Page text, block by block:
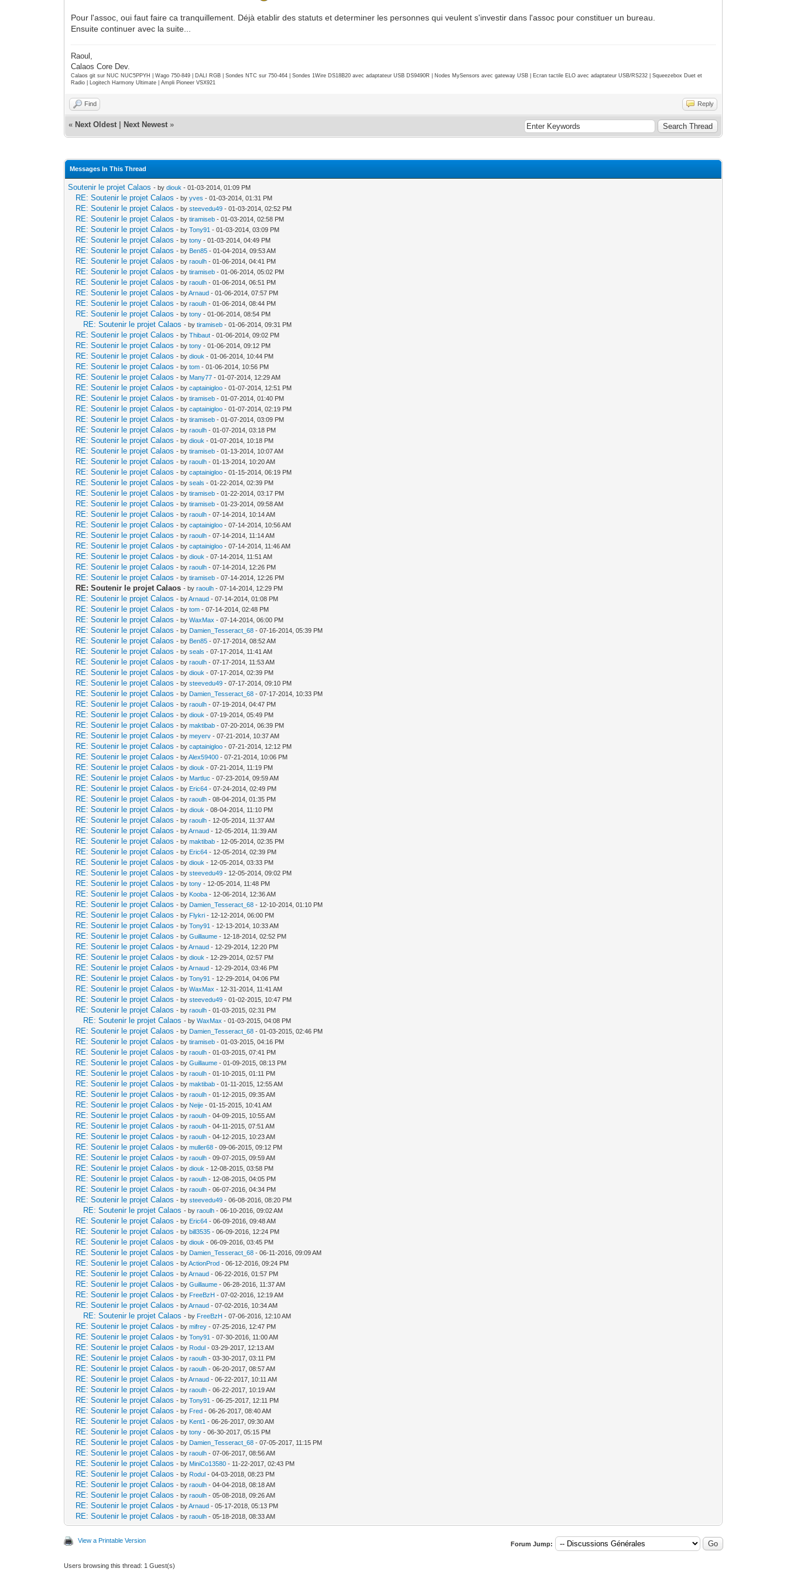
Pour l'assoc, oui faut faire ca tranquillement. Déjà etablir des statuts et determiner les personnes qui veulent s'investir dans l'assoc pour constituer un bureau.
Ensuite continuer avec la suite...
Raoul,
Calaos Core Dev.
Calaos git sur NUC NUC5PPYH | Wago 750-849 | DALI RGB | Sondes NTC sur 750-464 | Sondes 1Wire DS18B20 avec adaptateur USB DS9490R | Nodes MySensors avec gateway USB | Ecran tactile ELO avec adaptateur USB/RS232 | Squeezebox Duet et
Radio | Logitech Harmony Ultimate | Ampli Pioneer VSX921
Find Reply
« Next Oldest Next Newest »
Messages In This Thread
Soutenir le projet Calaos - bydiouk - 01-03-2014, 01:09 PM
RE: Soutenir le projet Calaos - byyves - 01-03-2014, 01:31 PM
RE: Soutenir le projet Calaos - bysteevedu49 - 01-03-2014, 02:52 PM
RE: Soutenir le projet Calaos - bytiramiseb - 01-03-2014, 02:58 PM
RE: Soutenir le projet Calaos - byTony91 - 01-03-2014, 03:09 PM
RE: Soutenir le projet Calaos - bytony - 01-03-2014, 04:49 PM
RE: Soutenir le projet Calaos - by Ben85 - 01-04-2014, 09:53 AM
RE: Soutenir le projet Calaos - byraoulh - 01-06-2014, 04:41 PM
RE: Soutenir le projet Calaos - bytiramiseb - 01-06-2014, 05:02 PM
RE: Soutenir le projet Calaos - byraoulh - 01-06-2014, 06:51 PM
RE: Soutenir le projet Calaos - byArnaud - 01-06-2014, 07:57 PM
RE: Soutenir le projet Calaos - byraoulh - 01-06-2014, 08:44 PM
RE: Soutenir le projet Calaos - bytony - 01-06-2014, 08:54 PM
RE: Soutenir le projet Calaos - bytiramiseb - 01-06-2014, 09:31 PM
RE: Soutenir le projet Calaos - byThibaut - 01-06-2014, 09:02 PM
RE: Soutenir le projet Calaos - bytony - 01-06-2014, 09:12 PM
RE: Soutenir le projet Calaos - bydiouk - 01-06-2014, 10:44 PM
RE: Soutenir le projet Calaos - bytom - 01-06-2014, 10:56 PM
RE: Soutenir le projet Calaos - by Many77 - 01-07-2014, 12:29 AM
RE: Soutenir le projet Calaos - bycaptainigloo - 01-07-2014, 12:51 PM
RE: Soutenir le projet Calaos - bytiramiseb - 01-07-2014, 01:40 PM
RE: Soutenir le projet Calaos - bycaptainigloo - 01-07-2014, 02:19 PM
RE: Soutenir le projet Calaos - bytiramiseb - 01-07-2014, 03:09 PM
RE: Soutenir le projet Calaos - byraoulh - 01-07-2014, 03:18 PM
RE: Soutenir le projet Calaos - bydiouk - 01-07-2014, 10:18 PM
RE: Soutenir le projet Calaos - bytiramiseb - 01-13-2014, 10:07 AM
RE: Soutenir le projet Calaos - byraoulh - 01-13-2014, 10:20 AM
RE: Soutenir le projet Calaos - bycaptainigloo - 01-15-2014, 06:19 PM
RE: Soutenir le projet Calaos - byseals - 01-22-2014, 02:39 PM
RE: Soutenir le projet Calaos - bytiramiseb - 01-22-2014, 03:17 PM
RE: Soutenir le projet Calaos - bytiramiseb - 01-23-2014, 09:58 AM
RE: Soutenir le projet Calaos - byraoulh - 07-14-2014, 10:14 AM
RE: Soutenir le projet Calaos - bycaptainigloo - 07-14-2014, 10:56 AM
RE: Soutenir le projet Calaos - byraoulh - 07-14-2014, 11:14 AM
RE: Soutenir le projet Calaos - bycaptainigloo - 07-14-2014, 11:46 AM
RE: Soutenir le projet Calaos - bydiouk - 07-14-2014, 11:51 AM
RE: Soutenir le projet Calaos - byraoulh - 07-14-2014, 12:26 PM
RE: Soutenir le projet Calaos - bytiramiseb - 07-14-2014, 12:26 PM
RE: Soutenir le projet Calaos - byraoulh - 07-14-2014, 12:29 PM
RE: Soutenir le projet Calaos - byArnaud - 07-14-2014, 01:08 PM
RE: Soutenir le projet Calaos - bytom - 07-14-2014, 02:48 PM
RE: Soutenir le projet Calaos - byWaxMax - 07-14-2014, 06:00 PM
RE: Soutenir le projet Calaos - by Damien_Tesseract_68 - 07-16-2014, 05:39 PM
RE: Soutenir le projet Calaos - by Ben85 - 07-17-2014, 08:52 AM
RE: Soutenir le projet Calaos - byseals - 07-17-2014, 11:41 AM
RE: Soutenir le projet Calaos - byraoulh - 07-17-2014, 11:53 AM
RE: Soutenir le projet Calaos - bydiouk - 07-17-2014, 02:39 PM
RE: Soutenir le projet Calaos - bysteevedu49 - 07-17-2014, 09:10 PM
RE: Soutenir le projet Calaos - by Damien_Tesseract_68 - 07-17-2014, 10:33 PM
RE: Soutenir le projet Calaos - byraoulh - 07-19-2014, 04:47 PM
RE: Soutenir le projet Calaos - bydiouk - 07-19-2014, 05:49 PM
RE: Soutenir le projet Calaos - bymaktibab - 07-20-2014, 06:39 PM
RE: Soutenir le projet Calaos - bymeyerv - 07-21-2014, 10:37 AM
RE: Soutenir le projet Calaos - bycaptainigloo - 07-21-2014, 12:12 PM
RE: Soutenir le projet Calaos - byAlex59400 - 07-21-2014, 10:06 PM
RE: Soutenir le projet Calaos - bydiouk - 07-21-2014, 11:19 PM
RE: Soutenir le projet Calaos - by Martluc - 07-23-2014, 09:59 AM
RE: Soutenir le projet Calaos - by Eric64 - 07-24-2014, 02:49 PM
RE: Soutenir le projet Calaos - byraoulh - 08-04-2014, 01:35 PM
RE: Soutenir le projet Calaos - bydiouk - 08-04-2014, 11:10 PM
RE: Soutenir le projet Calaos - byraoulh - 12-05-2014, 11:37 AM
RE: Soutenir le projet Calaos - byArnaud - 12-05-2014, 11:39 AM
RE: Soutenir le projet Calaos - bymaktibab - 12-05-2014, 02:35 PM
RE: Soutenir le projet Calaos - by Eric64 - 12-05-2014, 02:39 PM
RE: Soutenir le projet Calaos - bydiouk - 12-05-2014, 03:33 PM
RE: Soutenir le projet Calaos - bysteevedu49 - 12-05-2014, 09:02 PM
RE: Soutenir le projet Calaos - bytony - 12-05-2014, 11:48 PM
RE: Soutenir le projet Calaos - by Kooba - 12-06-2014, 12:36 AM
RE: Soutenir le projet Calaos - by Damien_Tesseract_68 - 12-10-2014, 01:10 PM
RE: Soutenir le projet Calaos - by Flykri - 12-12-2014, 06:00 PM
RE: Soutenir le projet Calaos - byTony91 - 12-13-2014, 10:33 AM
RE: Soutenir le projet Calaos - byGuillaume - 12-18-2014, 02:52 PM
RE: Soutenir le projet Calaos - byArnaud - 12-29-2014, 12:20 PM
RE: Soutenir le projet Calaos - bydiouk - 12-29-2014, 02:57 PM
RE: Soutenir le projet Calaos - byArnaud - 12-29-2014, 03:46 PM
RE: Soutenir le projet Calaos - byTony91 - 12-29-2014, 04:06 PM
RE: Soutenir le projet Calaos - byWaxMax - 12-31-2014, 11:41 AM
RE: Soutenir le projet Calaos - bysteevedu49 - 01-02-2015, 10:47 PM
RE: Soutenir le projet Calaos - byraoulh - 01-03-2015, 02:31 PM
RE: Soutenir le projet Calaos - byWaxMax - 01-03-2015, 04:08 PM
RE: Soutenir le projet Calaos - by Damien_Tesseract_68 - 01-03-2015, 02:46 PM
RE: Soutenir le projet Calaos - bytiramiseb - 01-03-2015, 04:16 PM
RE: Soutenir le projet Calaos - byraoulh - 01-03-2015, 07:41 PM
RE: Soutenir le projet Calaos - byGuillaume - 01-09-2015, 08:13 PM
RE: Soutenir le projet Calaos - byraoulh - 01-10-2015, 01:11 PM
RE: Soutenir le projet Calaos - bymaktibab - 01-11-2015, 12:55 AM
RE: Soutenir le projet Calaos - byraoulh - 01-12-2015, 09:35 AM
RE: Soutenir le projet Calaos - by Neije - 01-15-2015, 10:41 AM
RE: Soutenir le projet Calaos - byraoulh - 04-09-2015, 10:55 AM
RE: Soutenir le projet Calaos - byraoulh - 04-11-2015, 07:51 AM
RE: Soutenir le projet Calaos - byraoulh - 04-12-2015, 10:23 AM
RE: Soutenir le projet Calaos - bymuller68 - 09-06-2015, 09:12 PM
RE: Soutenir le projet Calaos - byraoulh - 09-07-2015, 09:59 AM
RE: Soutenir le projet Calaos - bydiouk - 12-08-2015, 03:58 PM
RE: Soutenir le projet Calaos - byraoulh - 12-08-2015, 04:05 PM
RE: Soutenir le projet Calaos - byraoulh - 06-07-2016, 04:34 PM
RE: Soutenir le projet Calaos - bysteevedu49 - 06-08-2016, 08:20 PM
RE: Soutenir le projet Calaos - byraoulh - 06-10-2016, 09:02 AM
RE: Soutenir le projet Calaos - by Eric64 - 06-09-2016, 09:48 AM
RE: Soutenir le projet Calaos - bybill3535 - 06-09-2016, 12:24 PM
RE: Soutenir le projet Calaos - bydiouk - 06-09-2016, 03:45 PM
RE: Soutenir le projet Calaos - by Damien_Tesseract_68 - 06-11-2016, 09:09 AM
RE: Soutenir le projet Calaos - byActionProd - 06-12-2016, 09:24 PM
RE: Soutenir le projet Calaos - byArnaud - 06-22-2016, 01:57 PM
RE: Soutenir le projet Calaos - byGuillaume - 06-28-2016, 11:37 AM
RE: Soutenir le projet Calaos - by FreeBzH - 07-02-2016, 12:19 AM
RE: Soutenir le projet Calaos - byArnaud - 07-02-2016, 10:34 AM
RE: Soutenir le projet Calaos - by FreeBzH - 07-06-2016, 12:10 AM
RE: Soutenir le projet Calaos - bymifrey - 07-25-2016, 12:47 PM
RE: Soutenir le projet Calaos - byTony91 - 07-30-2016, 11:00 AM
RE: Soutenir le projet Calaos - by Rodul - 03-29-2017, 12:13 AM
RE: Soutenir le projet Calaos - byraoulh - 03-30-2017, 03:11 PM
RE: Soutenir le projet Calaos - byraoulh - 06-20-2017, 08:57 AM
RE: Soutenir le projet Calaos - byArnaud - 06-22-2017, 10:11 AM
RE: Soutenir le projet Calaos - byraoulh - 06-22-2017, 10:19 AM
RE: Soutenir le projet Calaos - byTony91 - 06-25-2017, 12:11 PM
RE: Soutenir le projet Calaos - by Fred - 06-26-2017, 08:40 AM
RE: Soutenir le projet Calaos - by Kent1 - 06-26-2017, 09:30 AM
RE: Soutenir le projet Calaos - bytony - 06-30-2017, 05:15 PM
RE: Soutenir le projet Calaos - by Damien_Tesseract_68 - 07-05-2017, 11:15 PM
RE: Soutenir le projet Calaos - byraoulh - 07-06-2017, 08:56 AM
RE: Soutenir le projet Calaos - by MiniCo13580 - 11-22-2017, 02:43 PM
RE: Soutenir le projet Calaos - by Rodul - 04-03-2018, 08:23 PM
RE: Soutenir le projet Calaos - byraoulh - 04-04-2018, 08:18 AM
RE: Soutenir le projet Calaos - byraoulh - 05-08-2018, 09:26 AM
RE: Soutenir le projet Calaos - byArnaud - 05-17-2018, 05:13 PM
RE: Soutenir le projet Calaos - byraoulh - 05-18-2018, 08:33 AM
View a Printable Version Forum Jump:
Users browsing this thread: 1 Guest(s)